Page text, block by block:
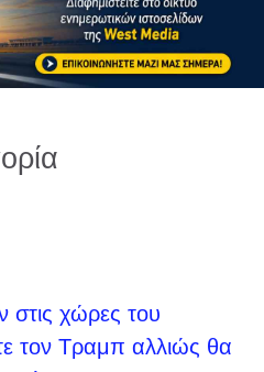
στις χώρες του
τον Τραμπ αλλιώς θα